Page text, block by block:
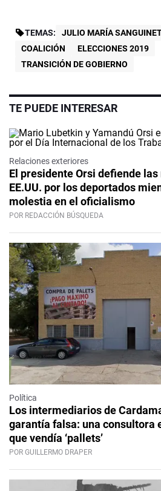
TEMAS: JULIO MARÍA
COALICIÓN
ELECCIONES 2019
TRANSICIÓN DE GOBIERNO
TE PUEDE INTERESAR
Relaciones exteriores
El presidente Orsi defiende
EE.UU. por los deportados
molestia en el oficialismo
POR REDACCIÓN BÚSQUEDA
Política
Los intermediarios de
garantía falsa: una consultora
que vendía ‘pallets’
POR GUILLERMO DRAPER